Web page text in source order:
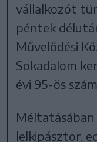
vállalkozót
péntek
Művelődési
Sokadalom
évi 95-ös
Méltatásában
lelkipásztor,